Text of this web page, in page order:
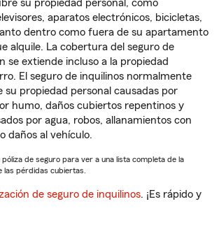
su propiedad personal, como
aparatos electrónicos, bicicletas,
dentro como fuera de su apartamento
alquile. La cobertura del seguro de
se extiende incluso a la propiedad
El seguro de inquilinos normalmente
su propiedad personal causadas por
humo, daños cubiertos repentinos y
por agua, robos, allanamientos con
daños al vehículo.
póliza de seguro para ver a una lista completa de la
pérdidas cubiertas.
de seguro de inquilinos. ¡Es rápido y